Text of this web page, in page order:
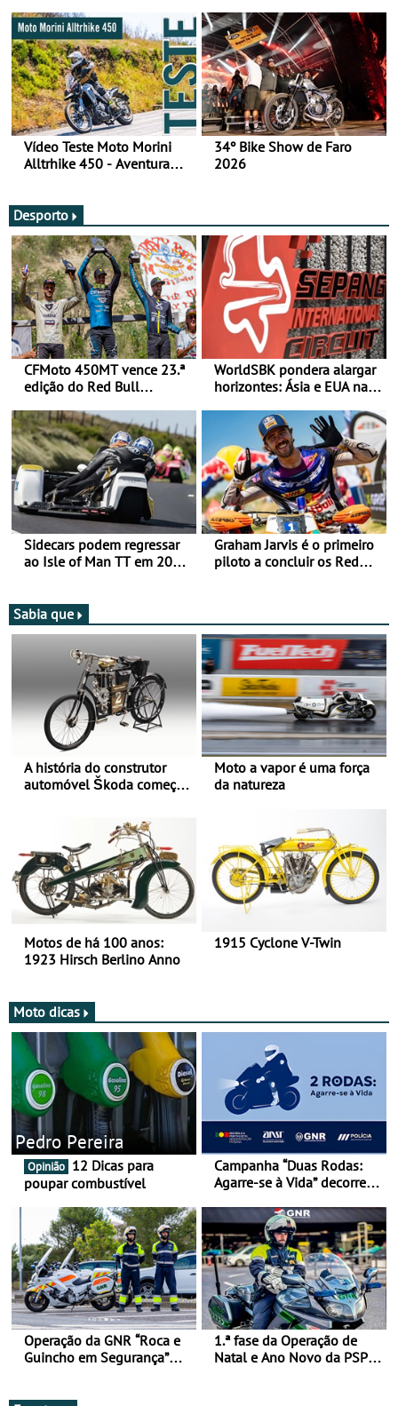
Vídeo Teste Moto Morini
Alltrhike 450 - Aventura
34º Bike Show de Faro
2026
Desporto
CFMoto 450MT vence 23.ª
edição do Red Bull
Categorias Adventure -
Vitória na Ultimate, Core e
Lite
WorldSBK pondera alargar
horizontes: Ásia e EUA na
Sidecars podem regressar
ao Isle of Man TT em 2027
Graham Jarvis é o primeiro
piloto a concluir os Red
Sabia que
A história do construtor
automóvel Škoda começou
Moto a vapor é uma força
da natureza
Motos de há 100 anos:
1923 Hirsch Berlino Anno
1915 Cyclone V-Twin
Moto dicas
Pedro Pereira
Opinião
poupar combustível
Campanha “Duas Rodas:
Agarre-se à Vida” decorre
Operação da GNR “Roca e
Guincho em Segurança”
1.ª fase da Operação de
Natal e Ano Novo da PSP e